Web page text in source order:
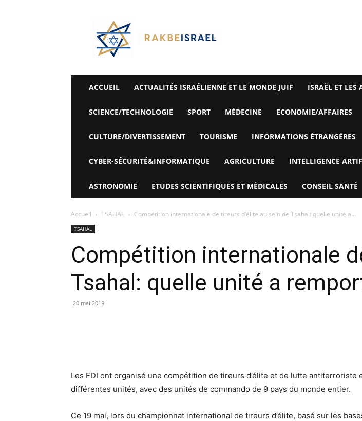
Rak
Be
Israel-
Alyaexpress-
News
ACCUEIL ACTUALITÉS ISRAÉLIENNE ET LE MONDE JUIF ISRAËL ET LES
SCIENCE/TECHNOLOGIE SPORT MÉDECINE ECONOMIE/AFFAIRES
CULTURE/DIVERTISSEMENT TOURISME INFORMATIONS ÉTRANGÈRES
CYBER-SÉCURITÉ&INFORMATIQUE AGRICULTURE INTELLIGENCE
ASTRONOMIE ETUDES SCIENTIFIQUES ET MÉDICALES CONSEIL SANTÉ
Accueil TSAHAL Compétition internationale de tireurs d’élite au sein de Tsahal: quelle unité a...
TSAHAL
Compétition internationale
Tsahal: quelle unité a
20 mai 2019
Les FDI ont organisé une compétition de tireurs d’élite et de lutte antiterroriste
différentes unités, avec des unités de commando de 9 pays du monde entier.
Ce 19 mai, lors du championnat international de tireurs d’élite, basé sur les